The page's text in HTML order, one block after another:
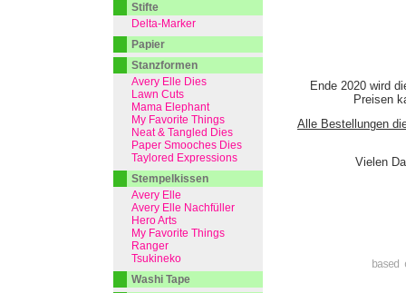
Ende 2020 wird
Preisen
Alle Bestellungen
Vielen
Stifte
Delta-Marker
Papier
Stanzformen
Avery Elle Dies
Lawn Cuts
Mama Elephant
My Favorite Things
Neat & Tangled Dies
Paper Smooches Dies
Taylored Expressions
Stempelkissen
Avery Elle
Avery Elle Nachfüller
Hero Arts
My Favorite Things
Ranger
Tsukineko
Washi Tape